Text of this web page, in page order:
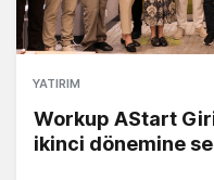
YATIRIM
Workup AStart
ikinci dönemine